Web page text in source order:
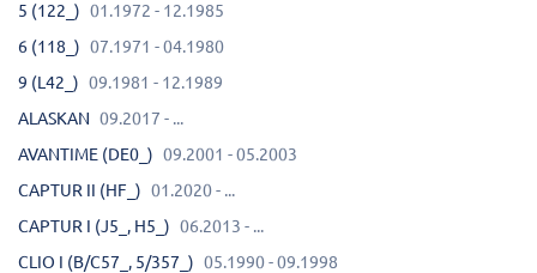
5 (122_) 01.1972 - 12.1985
6 (118_) 07.1971 - 04.1980
9 (L42_) 09.1981 - 12.1989
ALASKAN 09.2017 - ...
AVANTIME (DE0_) 09.2001 - 05.2003
CAPTUR II (HF_) 01.2020 - ...
CAPTUR I (J5_, H5_) 06.2013 - ...
CLIO I (B/C57_, 5/357_) 05.1990 - 09.1998